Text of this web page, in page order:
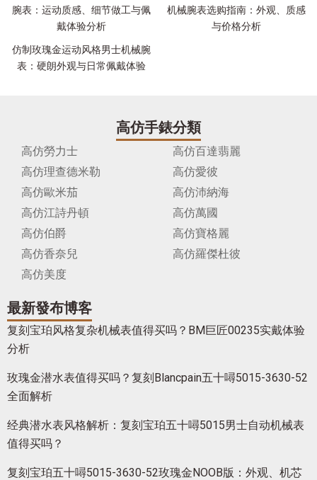
腕表：运动质感、细节做工与佩
戴体验分析
机械腕表选购指南：外观、质感
与价格分析
仿制玫瑰金运动风格男士机械腕
表：硬朗外观与日常佩戴体验
高仿手錶分類
高仿勞力士
高仿百達翡麗
高仿理查德米勒
高仿愛彼
高仿歐米茄
高仿沛納海
高仿江詩丹頓
高仿萬國
高仿伯爵
高仿寶格麗
高仿香奈兒
高仿羅傑杜彼
高仿美度
最新發布博客
复刻宝珀风格复杂机械表值得买吗？BM巨匠00235实戴体验
分析
玫瑰金潜水表值得买吗？复刻Blancpain五十噚5015-3630-52
全面解析
经典潜水表风格解析：复刻宝珀五十噚5015男士自动机械表
值得买吗？
复刻宝珀五十噚5015-3630-52玫瑰金NOOB版：外观、机芯